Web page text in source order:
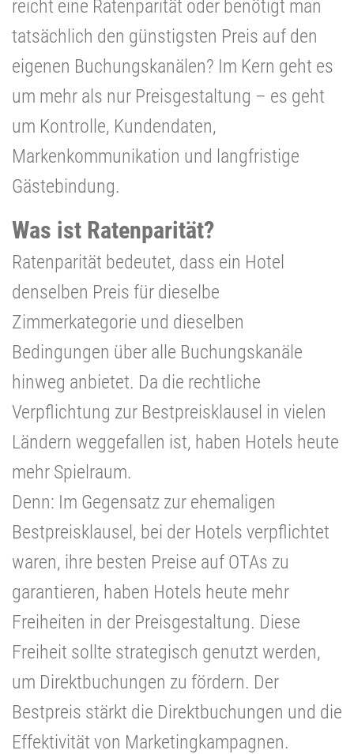
reicht eine Ratenparität oder benötigt man
tatsächlich den günstigsten Preis auf den
eigenen Buchungskanälen? Im Kern geht es
um mehr als nur Preisgestaltung – es geht
um Kontrolle, Kundendaten,
Markenkommunikation und langfristige
Gästebindung.
Was ist Ratenparität?
Ratenparität bedeutet, dass ein Hotel
denselben Preis für dieselbe
Zimmerkategorie und dieselben
Bedingungen über alle Buchungskanäle
hinweg anbietet. Da die rechtliche
Verpflichtung zur Bestpreisklausel in vielen
Ländern weggefallen ist, haben Hotels heute
mehr Spielraum.
Denn: Im Gegensatz zur ehemaligen
Bestpreisklausel, bei der Hotels verpflichtet
waren, ihre besten Preise auf OTAs zu
garantieren, haben Hotels heute mehr
Freiheiten in der Preisgestaltung. Diese
Freiheit sollte strategisch genutzt werden,
um Direktbuchungen zu fördern. Der
Bestpreis stärkt die Direktbuchungen und die
Effektivität von Marketingkampagnen.